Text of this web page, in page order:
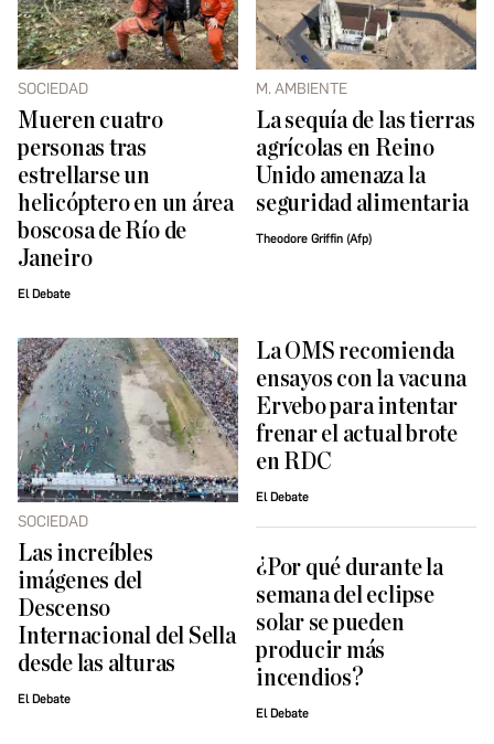
SOCIEDAD
Mueren cuatro
personas tras
estrellarse un
helicóptero en un área
boscosa de Río de
Janeiro
El Debate
M. AMBIENTE
La sequía de las tierras
agrícolas en Reino
Unido amenaza la
seguridad alimentaria
Theodore Griffin (Afp)
SOCIEDAD
Las increíbles
imágenes del
Descenso
Internacional del Sella
desde las alturas
El Debate
La OMS recomienda
ensayos con la vacuna
Ervebo para intentar
frenar el actual brote
en RDC
El Debate
¿Por qué durante la
semana del eclipse
solar se pueden
producir más
incendios?
El Debate